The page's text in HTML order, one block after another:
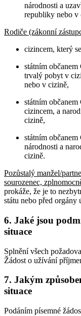
národnosti a
republiky nebo v
Rodiče (zákonní
cizincem, který
státním
trvalý pobyt v
nebo v cizině,
státním
cizincem, a
cizině,
státním
národnosti a
cizině.
Pozůstalý manžel/
sourozenec,
prokáže, že je to
státu nebo před orgány
6. Jaké jsou
situace
Splnění všech
Žádost o užívání
7. Jakým
situace
Podáním písemné